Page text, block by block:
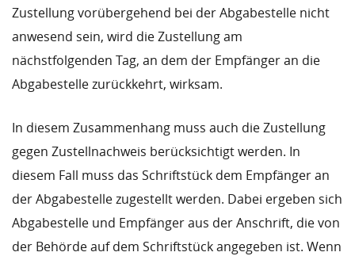
Zustellung vorübergehend bei der Abgabestelle nicht
anwesend sein, wird die Zustellung am
nächstfolgenden Tag, an dem der Empfänger an die
Abgabestelle zurückkehrt, wirksam.
In diesem Zusammenhang muss auch die Zustellung
gegen Zustellnachweis berücksichtigt werden. In
diesem Fall muss das Schriftstück dem Empfänger an
der Abgabestelle zugestellt werden. Dabei ergeben sich
Abgabestelle und Empfänger aus der Anschrift, die von
der Behörde auf dem Schriftstück angegeben ist. Wenn